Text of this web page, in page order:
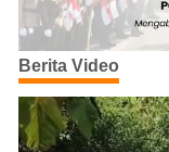
Berita Video